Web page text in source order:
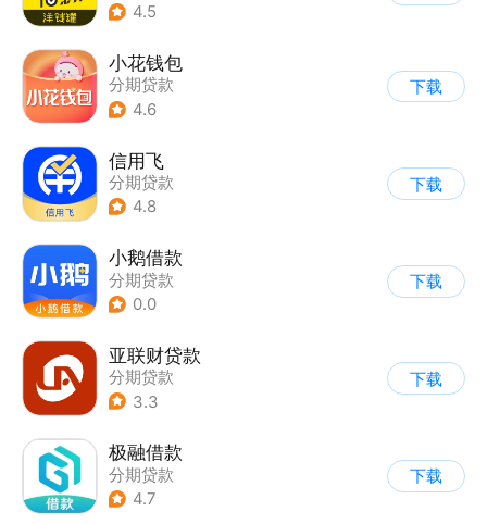
4.5
小花钱包
分期贷款
4.6
下载
信用飞
分期贷款
4.8
下载
小鹅借款
分期贷款
0.0
下载
亚联财贷款
分期贷款
3.3
下载
极融借款
分期贷款
4.7
下载